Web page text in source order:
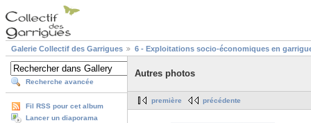
Galerie Collectif des Garrigues 6 - Exploitations socio-économiques en
Recherche avancée
Fil RSS pour cet album
Lancer un diaporama
Autres photos
première précédente